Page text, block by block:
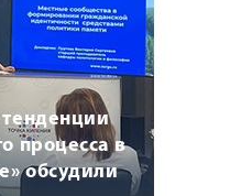
процесса в
обсудили